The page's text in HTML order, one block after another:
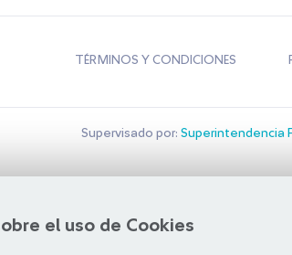
el uso de Cookies
TÉRMINOS Y CONDICIONES
Supervisado por: Superintendencia